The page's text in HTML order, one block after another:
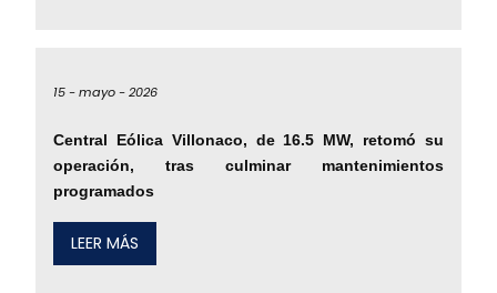
15 -mayo -2026
Central Eólica Villonaco, de 16.5 MW, retomó su
operación, tras culminar mantenimientos
programados
LEER MÁS